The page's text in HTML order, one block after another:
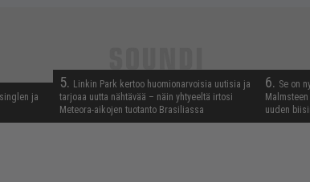
ja
5. Linkin Park kertoo huomionarvoisia uutisia ja
tarjoaa uutta nähtävää – näin yhtyeeltä irtosi
Meteora-aikojen tuotanto Brasiliassa
6. Se on
uuden